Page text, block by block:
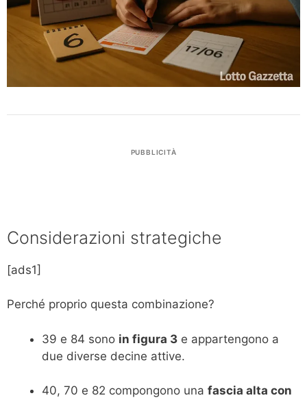
PUBBLICITÀ
Considerazioni strategiche
[ads1]
Perché proprio questa combinazione?
39 e 84 sono in figura 3 e appartengono a
due diverse decine attive.
40, 70 e 82 compongono una fascia alta con